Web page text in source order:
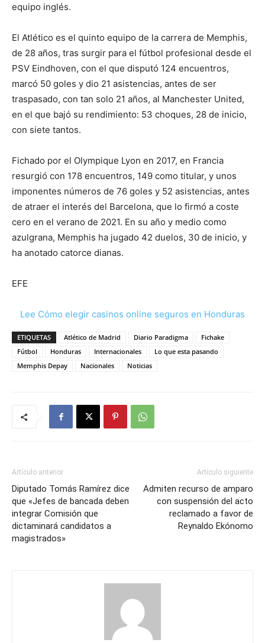
equipo inglés.
El Atlético es el quinto equipo de la carrera de Memphis,
de 28 años, tras surgir para el fútbol profesional desde el
PSV Eindhoven, con el que disputó 124 encuentros,
marcó 50 goles y dio 21 asistencias, antes de ser
traspasado, con tan solo 21 años, al Manchester United,
en el que bajó su rendimiento: 53 choques, 28 de inicio,
con siete tantos.
Fichado por el Olympique Lyon en 2017, en Francia
resurgió con 178 encuentros, 149 como titular, y unos
imponentes números de 76 goles y 52 asistencias, antes
de atraer el interés del Barcelona, que lo firmó a coste
cero en el verano de 2021. En su año y medio como
azulgrana, Memphis ha jugado 42 duelos, 30 de inicio, y
ha anotado catorce dianas.
EFE
Lee Cómo elegir casinos online seguros en Honduras
ETIQUETAS Atlético de Madrid Diario Paradigma
Fichake
Fútbol
Honduras Internacionales
Lo que esta pasando
Memphis Depay
Nacionales Noticias
Artículo anterior
Diputado Tomás Ramírez dice
que «Jefes de bancada deben
integrar Comisión que
dictaminará candidatos a
magistrados»
Artículo siguiente
Admiten recurso de amparo
con suspensión del acto
reclamado a favor de
Reynaldo Ekónomo